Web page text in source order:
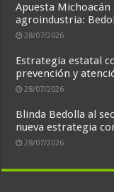
Apuesta
agroindustria:
28/07/2026
Estrategia estatal
prevención y
28/07/2026
Blinda Bedolla al
nueva estrategia
28/07/2026